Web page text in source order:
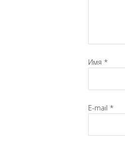
Имя *
E-mail *